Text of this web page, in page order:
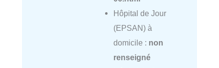
Hôpital de Jour
(EPSAN) à
domicile : non
renseigné